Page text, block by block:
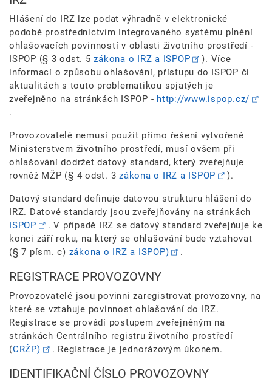
Hlášení do IRZ lze podat výhradně v elektronické
podobě prostřednictvím Integrovaného systému plnění
ohlašovacích povinností v oblasti životního prostředí -
ISPOP (§ 3 odst. 5zákona o IRZ a ISPOP
). Více
informací o způsobu ohlašování, přístupu do ISPOP či
aktualitách s touto problematikou spjatých je
zveřejněno na stránkách ISPOP - http://www.ispop.cz/
.
Provozovatelé nemusí použít přímo řešení vytvořené
Ministerstvem životního prostředí, musí ovšem při
ohlašování dodržet datový standard, který zveřejňuje
rovněž MŽP (§ 4 odst. 3 zákona o IRZ a ISPOP ).
Datový standard definuje datovou strukturu hlášení do
IRZ. Datové standardy jsou zveřejňovány na stránkách
ISPOP
. V případě IRZ se datový standard zveřejňuje ke
konci září roku, na který se ohlašování bude vztahovat
(§ 7 písm. c) zákona o IRZ a ISPOP) .
REGISTRACE PROVOZOVNY
Provozovatelé jsou povinni zaregistrovat provozovny, na
které se vztahuje povinnost ohlašování do IRZ.
Registrace se provádí postupem zveřejněným na
stránkách Centrálního registru životního prostředí
(CRŽP) . Registrace je jednorázovým úkonem.
IDENTIFIKAČNÍ ČÍSLO PROVOZOVNY